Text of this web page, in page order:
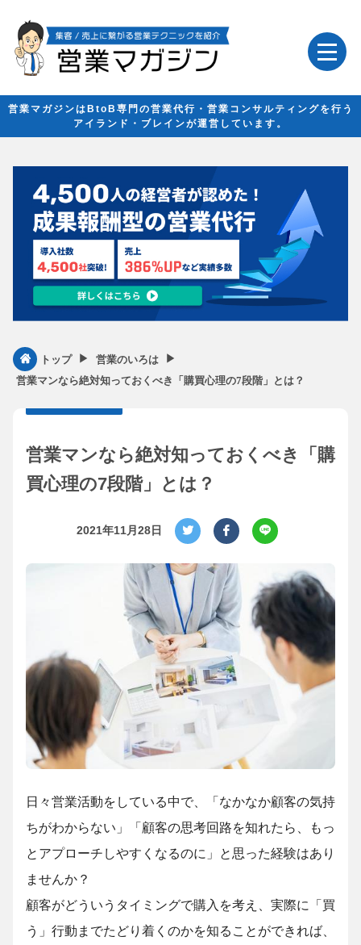
営業マガジンはBtoB専門の営業代行・営業コンサルティングを行う
アイランド・ブレインが運営しています。
トップ ▶︎ 営業のいろは ▶︎
営業マンなら絶対知っておくべき「購買心理の7段階」とは？
営業マンなら絶対知っておくべき「購
買心理の7段階」とは？
2021年11月28日
日々営業活動をしている中で、「なかなか顧客の気持
ちがわからない」「顧客の思考回路を知れたら、もっ
とアプローチしやすくなるのに」と思った経験はあり
ませんか？
顧客がどういうタイミングで購入を考え、実際に「買
う」行動までたどり着くのかを知ることができれば、